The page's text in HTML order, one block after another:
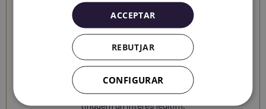
Compartim les vostres dades personals amb algú?
Per regla general no compartim les vostres dades
personals amb cap tercer. Això no obstant, pot ser que
calgui per a gestionar la vostra reserva o prestar el servei
que heu contractat, sempre d'acord amb els termes i les
condicions d'aquesta política de privacitat. També es pot
donar el cas que hi estiguem obligats per llei o que hi
tinguem un interès legítim.
ACCEPTAR
REBUTJAR
CONFIGURAR